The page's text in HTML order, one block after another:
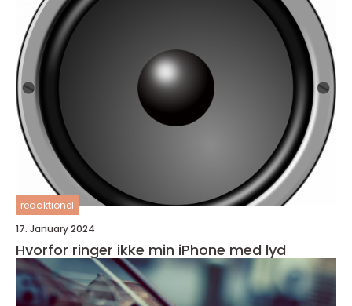
redaktionel
17. January 2024
Hvorfor ringer ikke min iPhone med lyd